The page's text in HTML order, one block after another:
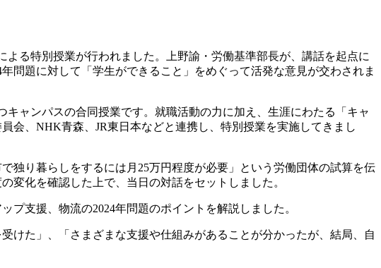
る特別授業が行われました。上野諭・労働基準部長が、講話を起点に
問題に対して「学生ができること」をめぐって活発な意見が交わされま
ャンパスの合同授業です。就職活動の力に加え、生涯にわたる「キャ
会、NHK青森、JR東日本などと連携し、特別授業を実施してきまし
独り暮らしをするには月25万円程度が必要」という労働団体の試算を伝
変化を確認した上で、当日の対話をセットしました。
プ支援、物流の2024年問題のポイントを解説しました。
けた」、「さまざまな支援や仕組みがあることが分かったが、結局、自